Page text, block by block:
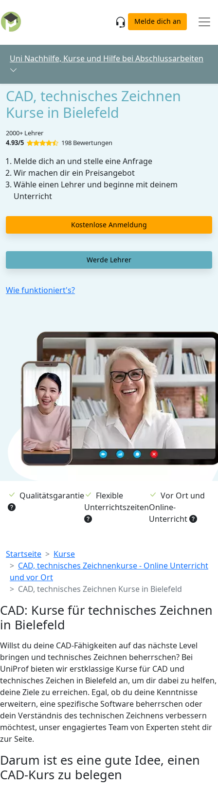
Melde dich an
Uni Nachhilfe, Kurse und Hilfe bei Abschlussarbeiten
CAD, technisches Zeichnen
Kurse in Bielefeld
2000+ Lehrer
4.93/5
198 Bewertungen
Melde dich an und stelle eine Anfrage
Wir machen dir ein Preisangebot
Wähle einen Lehrer und beginne mit deinem
Unterricht
Kostenlose Anmeldung
Werde Lehrer
Wie funktioniert's?
Qualitätsgarantie
Flexible
Unterrichtszeiten
Vor Ort und
Online-
Unterricht
Breadcrumb
Startseite
Kurse
CAD, technisches Zeichnenkurse - Online Unterricht
und vor Ort
CAD, technisches Zeichnen Kurse in Bielefeld
CAD: Kurse für technisches Zeichnen
in Bielefeld
Willst du deine CAD-Fähigkeiten auf das nächste Level
bringen und technisches Zeichnen beherrschen? Bei
UniProf bieten wir erstklassige Kurse für CAD und
technisches Zeichen in Bielefeld an, um dir dabei zu helfen,
deine Ziele zu erreichen. Egal, ob du deine Kenntnisse
erweitern, eine spezifische Software beherrschen oder
dein Verständnis des technischen Zeichnens verbessern
möchtest, unser engagiertes Team von Experten steht dir
zur Seite.
Darum ist es eine gute Idee, einen
CAD-Kurs zu belegen